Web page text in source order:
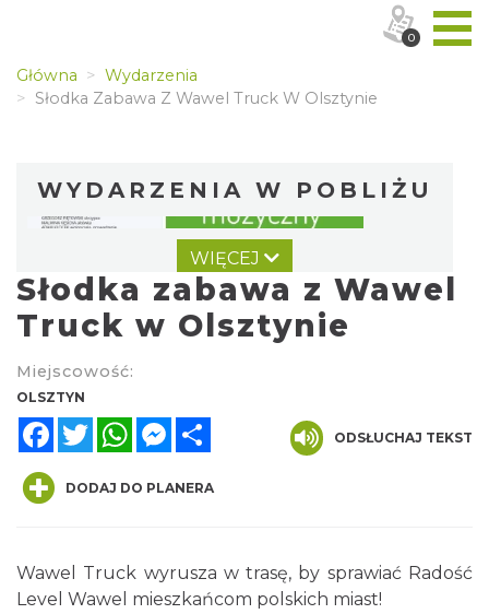
Główna
Wydarzenia
Słodka Zabawa Z Wawel Truck W Olsztynie
WYDARZENIA W POBLIŻU
Koncert finałowy Letniego Jurajskiego
Festiwalu Muzycznego 2026
Częstochowa
WIĘCEJ
Słodka zabawa z Wawel
Truck w Olsztynie
Miejscowość:
OLSZTYN
FacebookTwitterWhatsAppMessenger
ODSŁUCHAJ TEKST
DODAJ DO PLANERA
Wawel Truck wyrusza w trasę, by sprawiać Radość
Level Wawel mieszkańcom polskich miast!
0